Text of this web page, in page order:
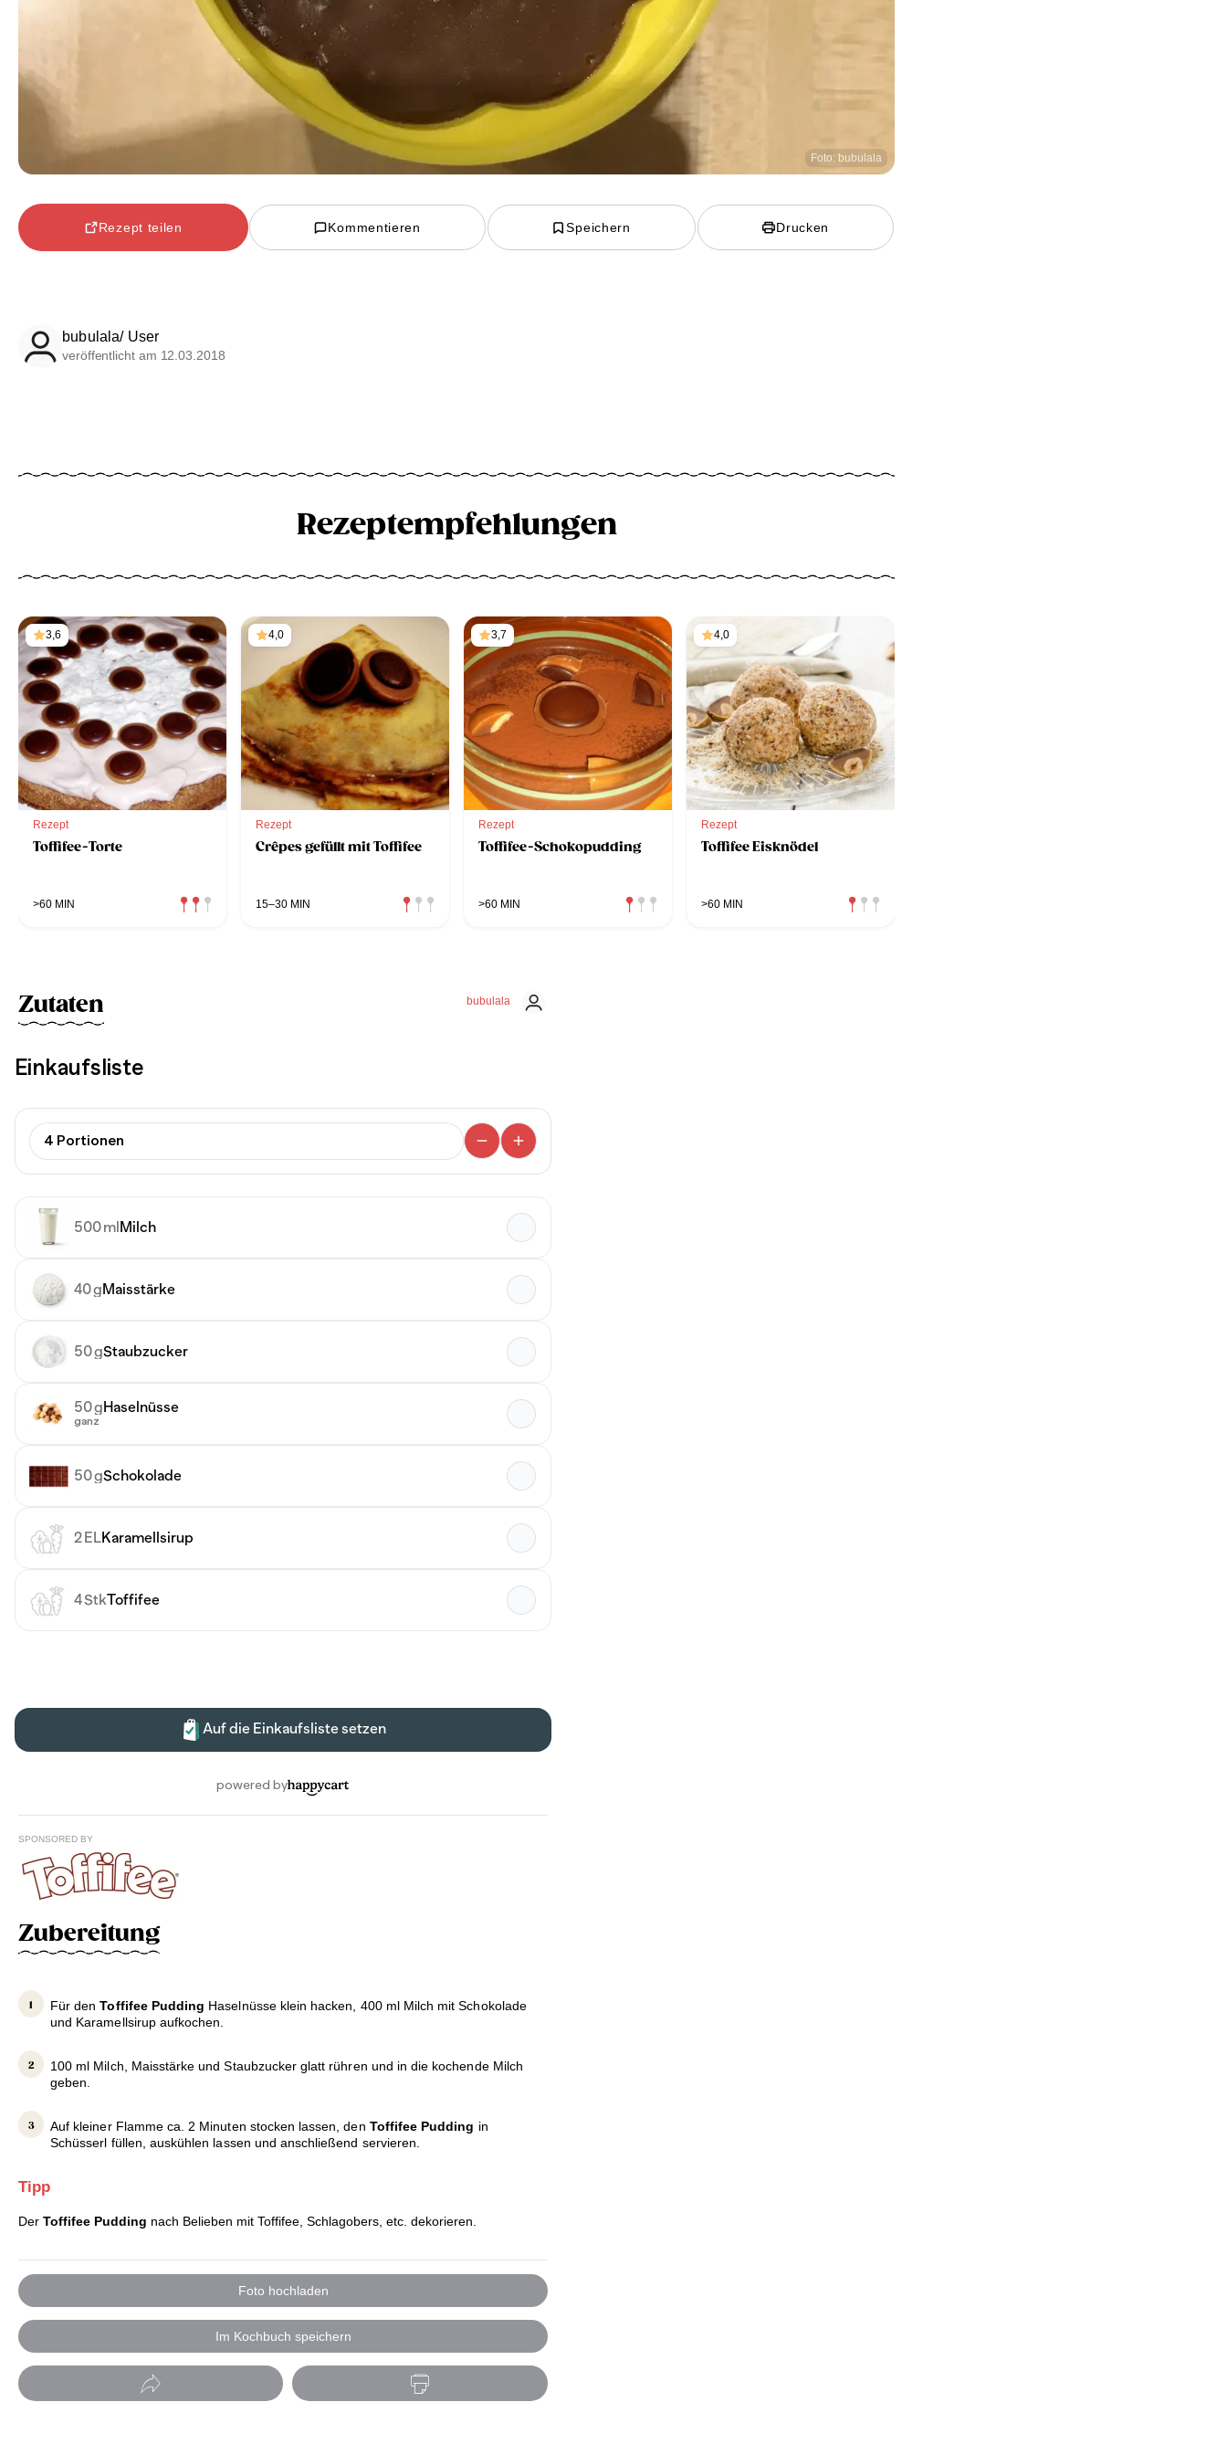
Foto: bubulala
Rezept teilen Kommentieren Speichern Drucken
bubulala/ User
veröffentlicht am 12.03.2018
Rezeptempfehlungen
3,6
Rezept
Toffifee-Torte
>60 MIN
4,0
Rezept
Crêpes gefüllt mit Toffifee
15–30 MIN
3,7
Rezept
Toffifee-Schokopudding
>60 MIN
4,0
Rezept
Toffifee Eisknödel
>60 MIN
bubulala
Zutaten
SPONSORED BY
Zubereitung
Für denToffifee Pudding Haselnüsse klein hacken, 400 ml Milch mit Schokolade
und Karamellsirup aufkochen.
100 ml Milch, Maisstärke und Staubzucker glatt rühren und in die kochende Milch
geben.
Auf kleiner Flamme ca. 2 Minuten stocken lassen, den Toffifee Pudding in
Schüsserl füllen, auskühlen lassen und anschließend servieren.
Tipp
Der Toffifee Pudding nach Belieben mit Toffifee, Schlagobers, etc. dekorieren.
Foto hochladen
Im Kochbuch speichern